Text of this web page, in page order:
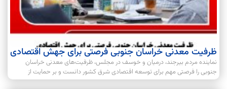
ظرفیت معدنی خراسان جنوبی فرصتی برای جهش اقتصادی
نماینده مردم بیرجند، درمیان و خوسف در مجلس، ظرفیت‌های معدنی خراسان
جنوبی را فرصتی مهم برای توسعه اقتصادی شرق کشور دانست و بر حمایت از